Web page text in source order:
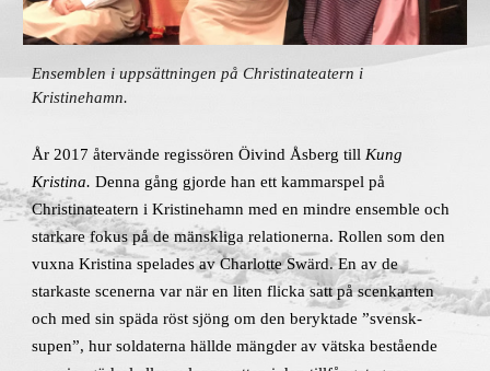
Ensemblen i uppsättningen på Christinateatern i
Kristinehamn.
År 2017 återvände regissören Öivind Åsberg tillKung
Kristina. Denna gång gjorde han ett kammarspel på
Christinateatern i Kristinehamn med en mindre ensemble och
starkare fokus på de mänskliga relationerna. Rollen som den
vuxna Kristina spelades av Charlotte Swärd. En av de
starkaste scenerna var när en liten flicka satt på scenkanten
och med sin späda röst sjöng om den beryktade ”svensk-
supen”, hur soldaterna hällde mängder av vätska bestående